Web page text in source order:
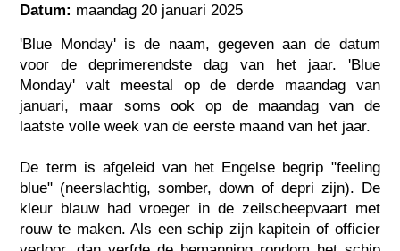
Datum: maandag 20 januari 2025
'Blue Monday' is de naam, gegeven aan de datum
voor de deprimerendste dag van het jaar. 'Blue
Monday' valt meestal op de derde maandag van
januari, maar soms ook op de maandag van de
laatste volle week van de eerste maand van het jaar.
De term is afgeleid van het Engelse begrip "feeling
blue" (neerslachtig, somber, down of depri zijn). De
kleur blauw had vroeger in de zeilscheepvaart met
rouw te maken. Als een schip zijn kapitein of officier